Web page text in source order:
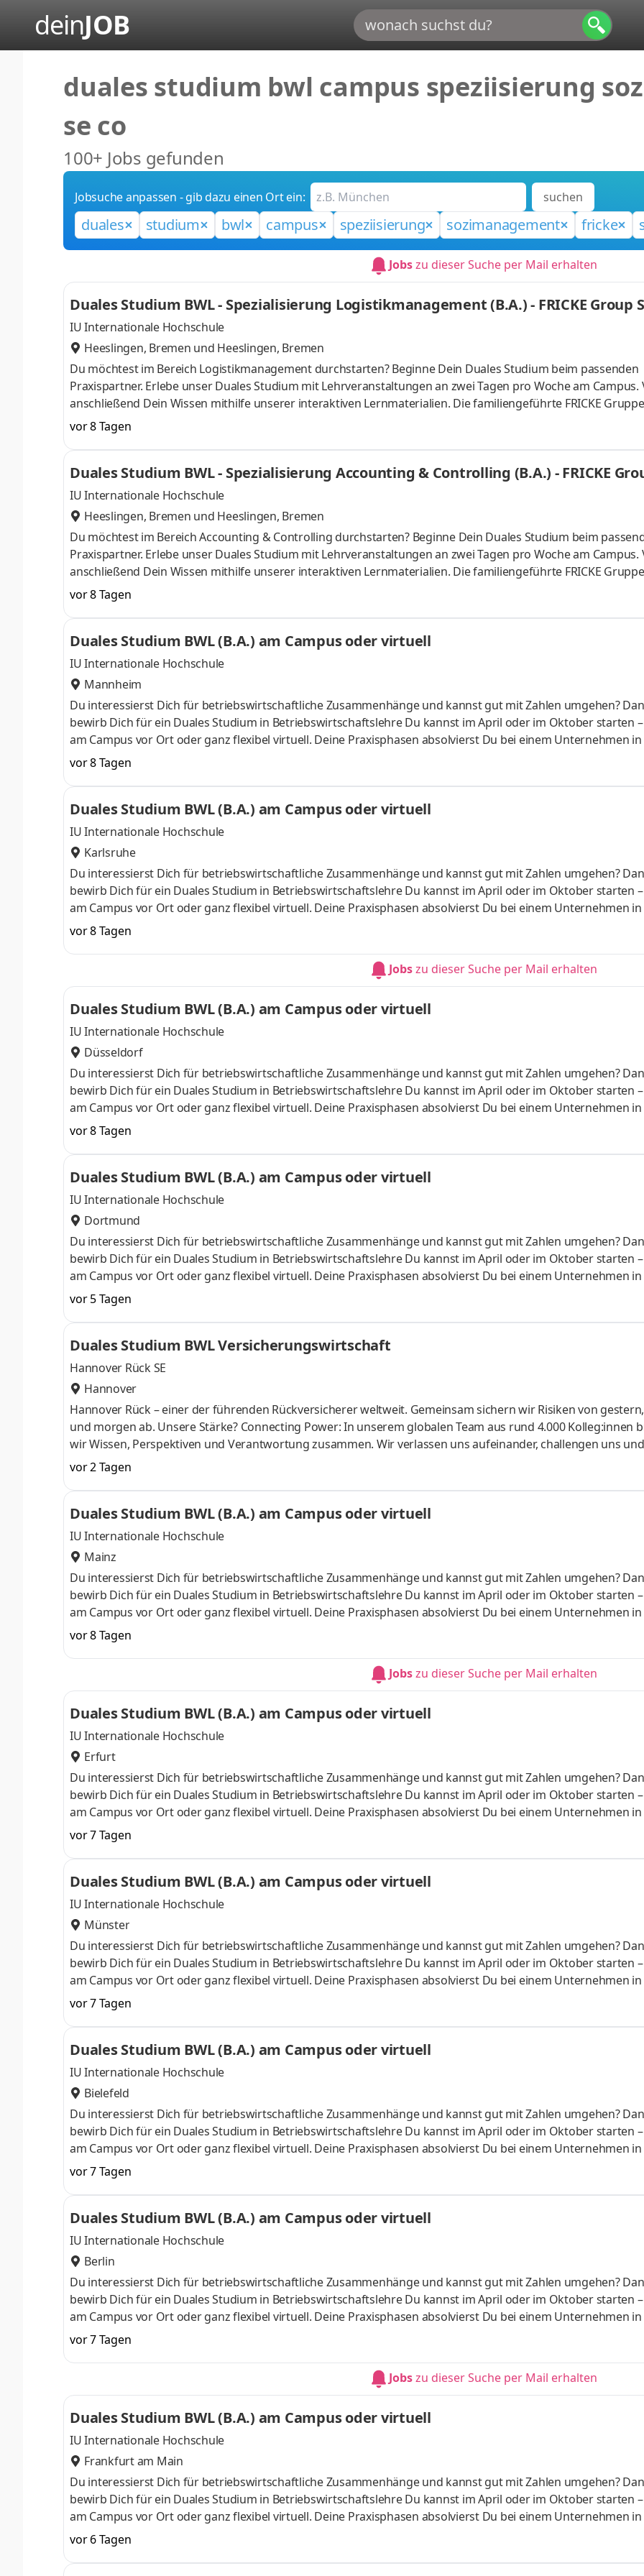
deinJOB
duales studium bwl campus speziisierung
se co
100+ Jobs gefunden
Jobsuche anpassen - gib dazu einen Ort ein: suchen
duales studium bwl campus speziisierung sozimanagement fricke
Jobszu dieser Suche per Mail erhalten
Duales Studium BWL - Spezialisierung Logistikmanagement (B.A.) - FRICKE Group
IU Internationale Hochschule
Heeslingen, Bremen und Heeslingen, Bremen
Du möchtest im Bereich Logistikmanagement durchstarten? Beginne Dein Duales Studium beim passenden
Praxispartner. Erlebe unser Duales Studium mit Lehrveranstaltungen an zwei Tagen pro Woche am Campus.
anschließend Dein Wissen mithilfe unserer interaktiven Lernmaterialien. Die familiengeführte FRICKE Gruppe
im Laufe der 100-jährigen Historie vom klassischen Landmaschinenhändler zu einem erfolgreichen
Händler für Landmaschinen, Gartentechnik, Nutzfahrzeuge und Ersatzteile entwickelt. Mit 3.471
verteilt auf 84 Standorte in 27 Ländern - arbeiten wir gemeinsam am weiteren Ausbau unserer
auch Du Teil unseres Teams und start
vor 8 Tagen
Duales Studium BWL - Spezialisierung Accounting & Controlling (B.A.) - FRICKE
IU Internationale Hochschule
Heeslingen, Bremen und Heeslingen, Bremen
Du möchtest im Bereich Accounting & Controlling durchstarten? Beginne Dein Duales Studium beim
Praxispartner. Erlebe unser Duales Studium mit Lehrveranstaltungen an zwei Tagen pro Woche am Campus.
anschließend Dein Wissen mithilfe unserer interaktiven Lernmaterialien. Die familiengeführte FRICKE Gruppe
im Laufe der 100-jährigen Historie vom klassischen Landmaschinenhändler zu einem erfolgreichen
Händler für Landmaschinen, Gartentechnik, Nutzfahrzeuge und Ersatzteile entwickelt. Mit 3.471
verteilt auf 84 Standorte in 27 Ländern - arbeiten wir gemeinsam am weiteren Ausbau unserer
auch Du Teil unseres Teams und
vor 8 Tagen
Duales Studium BWL (B.A.) am Campus oder virtuell
IU Internationale Hochschule
Mannheim
Du interessierst Dich für betriebswirtschaftliche Zusammenhänge und kannst gut mit Zahlen umgehen?
bewirb Dich für ein Duales Studium in Betriebswirtschaftslehre Du kannst im April oder im Oktober starten
am Campus vor Ort oder ganz flexibel virtuell. Deine Praxisphasen absolvierst Du bei einem Unternehmen
Nähe. Ab dem 3. Semester belegst Du eine von fünf Spezialisierungsmöglichkeiten – und kannst Dich so noch
gezielter auf Deinen Traumjob vorbereiten: Accounting &
ControllingSteuerberatungSozialmanagementHandelsmanagementLogistikmanagement Aufgaben Du
Studium ohne Numerus clausus oder Aufnahmeprüfung startenDu absolvierst ein staatlich anerkanntes
vor 8 Tagen
Duales Studium BWL (B.A.) am Campus oder virtuell
IU Internationale Hochschule
Karlsruhe
Du interessierst Dich für betriebswirtschaftliche Zusammenhänge und kannst gut mit Zahlen umgehen?
bewirb Dich für ein Duales Studium in Betriebswirtschaftslehre Du kannst im April oder im Oktober starten
am Campus vor Ort oder ganz flexibel virtuell. Deine Praxisphasen absolvierst Du bei einem Unternehmen
Nähe. Ab dem 3. Semester belegst Du eine von fünf Spezialisierungsmöglichkeiten – und kannst Dich so noch
gezielter auf Deinen Traumjob vorbereiten: Accounting &
ControllingSteuerberatungSozialmanagementHandelsmanagementLogistikmanagement Aufgaben Du
Studium ohne Numerus clausus oder Aufnahmeprüfung startenDu absolvierst ein staatlich anerkanntes
vor 8 Tagen
Jobszu dieser Suche per Mail erhalten
Duales Studium BWL (B.A.) am Campus oder virtuell
IU Internationale Hochschule
Düsseldorf
Du interessierst Dich für betriebswirtschaftliche Zusammenhänge und kannst gut mit Zahlen umgehen?
bewirb Dich für ein Duales Studium in Betriebswirtschaftslehre Du kannst im April oder im Oktober starten
am Campus vor Ort oder ganz flexibel virtuell. Deine Praxisphasen absolvierst Du bei einem Unternehmen
Nähe. Ab dem 3. Semester belegst Du eine von fünf Spezialisierungsmöglichkeiten – und kannst Dich so noch
gezielter auf Deinen Traumjob vorbereiten: Accounting &
ControllingSteuerberatungSozialmanagementHandelsmanagementLogistikmanagement Aufgaben Du
Studium ohne Numerus clausus oder Aufnahmeprüfung startenDu absolvierst ein staatlich anerkanntes
vor 8 Tagen
Duales Studium BWL (B.A.) am Campus oder virtuell
IU Internationale Hochschule
Dortmund
Du interessierst Dich für betriebswirtschaftliche Zusammenhänge und kannst gut mit Zahlen umgehen?
bewirb Dich für ein Duales Studium in Betriebswirtschaftslehre Du kannst im April oder im Oktober starten
am Campus vor Ort oder ganz flexibel virtuell. Deine Praxisphasen absolvierst Du bei einem Unternehmen
Nähe. Ab dem 3. Semester belegst Du eine von fünf Spezialisierungsmöglichkeiten – und kannst Dich so noch
gezielter auf Deinen Traumjob vorbereiten: Accounting &
ControllingSteuerberatungSozialmanagementHandelsmanagementLogistikmanagement Aufgaben Du
Studium ohne Numerus clausus oder Aufnahmeprüfung startenDu absolvierst ein staatlich anerkanntes
vor 5 Tagen
Duales Studium BWL Versicherungswirtschaft
Hannover Rück SE
Hannover
Hannover Rück – einer der führenden Rück­versicherer welt­weit. Gemein­sam sichern wir Risiken von
und morgen ab. Unsere Stärke? Connecting Power: In unserem globalen Team aus rund 4.000 Kolleg:innen
wir Wissen, Perspektiven und Verant­wortung zusammen. Wir verlassen uns aufeinander, challengen uns und
entwickeln uns sowie unsere Services und Produkte konti­nuierlich weiter. Ob Modelle für
digitale Tools oder prag­matische Lösungen für unsere Kunden: Bei uns kannst du dein Know-how ein­bringen
mit­gestalten. Klingt gut? Lerne uns als verlässlichen Arbeitgeber kennen und finde deinen Platz bei uns.
Du kannst dich nicht zwischen Au
vor 2 Tagen
Duales Studium BWL (B.A.) am Campus oder virtuell
IU Internationale Hochschule
Mainz
Du interessierst Dich für betriebswirtschaftliche Zusammenhänge und kannst gut mit Zahlen umgehen?
bewirb Dich für ein Duales Studium in Betriebswirtschaftslehre Du kannst im April oder im Oktober starten
am Campus vor Ort oder ganz flexibel virtuell. Deine Praxisphasen absolvierst Du bei einem Unternehmen
Nähe. Ab dem 3. Semester belegst Du eine von fünf Spezialisierungsmöglichkeiten – und kannst Dich so noch
gezielter auf Deinen Traumjob vorbereiten: Accounting &
ControllingSteuerberatungSozialmanagementHandelsmanagementLogistikmanagement Aufgaben Du
Studium ohne Numerus clausus oder Aufnahmeprüfung startenDu absolvierst ein staatlich anerkanntes
vor 8 Tagen
Jobszu dieser Suche per Mail erhalten
Duales Studium BWL (B.A.) am Campus oder virtuell
IU Internationale Hochschule
Erfurt
Du interessierst Dich für betriebswirtschaftliche Zusammenhänge und kannst gut mit Zahlen umgehen?
bewirb Dich für ein Duales Studium in Betriebswirtschaftslehre Du kannst im April oder im Oktober starten
am Campus vor Ort oder ganz flexibel virtuell. Deine Praxisphasen absolvierst Du bei einem Unternehmen
Nähe. Ab dem 3. Semester belegst Du eine von fünf Spezialisierungsmöglichkeiten – und kannst Dich so noch
gezielter auf Deinen Traumjob vorbereiten: Accounting &
ControllingSteuerberatungSozialmanagementHandelsmanagementLogistikmanagement Aufgaben Du
Studium ohne Numerus clausus oder Aufnahmeprüfung startenDu absolvierst ein staatlich anerkanntes
vor 7 Tagen
Duales Studium BWL (B.A.) am Campus oder virtuell
IU Internationale Hochschule
Münster
Du interessierst Dich für betriebswirtschaftliche Zusammenhänge und kannst gut mit Zahlen umgehen?
bewirb Dich für ein Duales Studium in Betriebswirtschaftslehre Du kannst im April oder im Oktober starten
am Campus vor Ort oder ganz flexibel virtuell. Deine Praxisphasen absolvierst Du bei einem Unternehmen
Nähe. Ab dem 3. Semester belegst Du eine von fünf Spezialisierungsmöglichkeiten – und kannst Dich so noch
gezielter auf Deinen Traumjob vorbereiten: Accounting &
ControllingSteuerberatungSozialmanagementHandelsmanagementLogistikmanagement Aufgaben Du
Studium ohne Numerus clausus oder Aufnahmeprüfung startenDu absolvierst ein staatlich anerkanntes
vor 7 Tagen
Duales Studium BWL (B.A.) am Campus oder virtuell
IU Internationale Hochschule
Bielefeld
Du interessierst Dich für betriebswirtschaftliche Zusammenhänge und kannst gut mit Zahlen umgehen?
bewirb Dich für ein Duales Studium in Betriebswirtschaftslehre Du kannst im April oder im Oktober starten
am Campus vor Ort oder ganz flexibel virtuell. Deine Praxisphasen absolvierst Du bei einem Unternehmen
Nähe. Ab dem 3. Semester belegst Du eine von fünf Spezialisierungsmöglichkeiten – und kannst Dich so noch
gezielter auf Deinen Traumjob vorbereiten: Accounting &
ControllingSteuerberatungSozialmanagementHandelsmanagementLogistikmanagement Aufgaben Du
Studium ohne Numerus clausus oder Aufnahmeprüfung startenDu absolvierst ein staatlich anerkanntes
vor 7 Tagen
Duales Studium BWL (B.A.) am Campus oder virtuell
IU Internationale Hochschule
Berlin
Du interessierst Dich für betriebswirtschaftliche Zusammenhänge und kannst gut mit Zahlen umgehen?
bewirb Dich für ein Duales Studium in Betriebswirtschaftslehre Du kannst im April oder im Oktober starten
am Campus vor Ort oder ganz flexibel virtuell. Deine Praxisphasen absolvierst Du bei einem Unternehmen
Nähe. Ab dem 3. Semester belegst Du eine von fünf Spezialisierungsmöglichkeiten – und kannst Dich so noch
gezielter auf Deinen Traumjob vorbereiten: Accounting &
ControllingSteuerberatungSozialmanagementHandelsmanagementLogistikmanagement Aufgaben Du
Studium ohne Numerus clausus oder Aufnahmeprüfung startenDu absolvierst ein staatlich anerkanntes
vor 7 Tagen
Jobszu dieser Suche per Mail erhalten
Duales Studium BWL (B.A.) am Campus oder virtuell
IU Internationale Hochschule
Frankfurt am Main
Du interessierst Dich für betriebswirtschaftliche Zusammenhänge und kannst gut mit Zahlen umgehen?
bewirb Dich für ein Duales Studium in Betriebswirtschaftslehre Du kannst im April oder im Oktober starten
am Campus vor Ort oder ganz flexibel virtuell. Deine Praxisphasen absolvierst Du bei einem Unternehmen
Nähe. Ab dem 3. Semester belegst Du eine von fünf Spezialisierungsmöglichkeiten – und kannst Dich so noch
gezielter auf Deinen Traumjob vorbereiten: Accounting &
ControllingSteuerberatungSozialmanagementHandelsmanagementLogistikmanagement Aufgaben Du
vor 6 Tagen